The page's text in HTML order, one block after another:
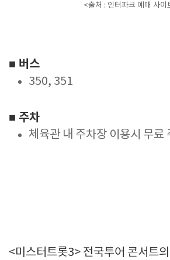
<출처 : 인터파크 예매 사이
■ 버스
350, 351
■ 주차
체육관 내 주차장 이용시 무료
<미스터트롯3> 전국투어 콘서트